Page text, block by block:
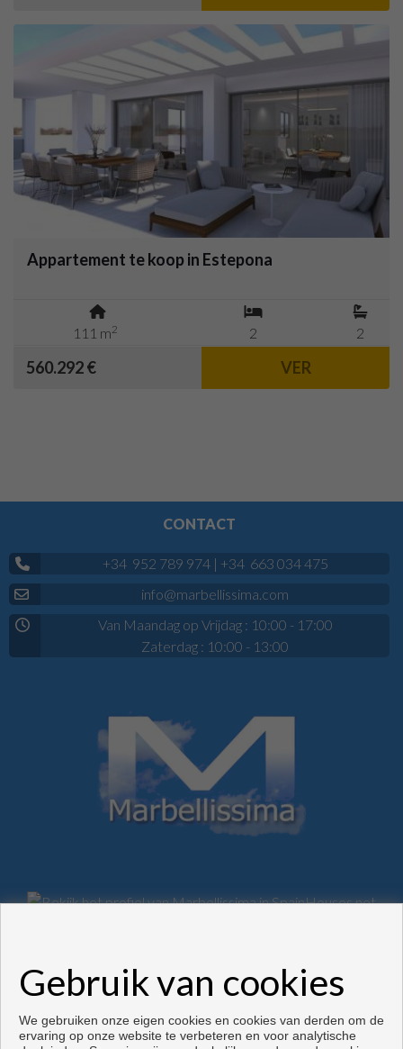
Appartement te koop in Estepona
111 m2 2 2
560.292 € VER
CONTACT
+34 952 789 974| +34 663 034 475
info@marbellissima.com
Van Maandag op Vrijdag : 10:00 - 17:00
Zaterdag : 10:00 - 13:00
Copyright © 2026. alle rechten voorbehouden.
Ontwikkeld door Inmoenter. Voorwaarden en privacybeleid
Privacybeleid | Cookies policy
Gebruik van cookies
We gebruiken onze eigen cookies en cookies van derden om de
ervaring op onze website te verbeteren en voor analytische